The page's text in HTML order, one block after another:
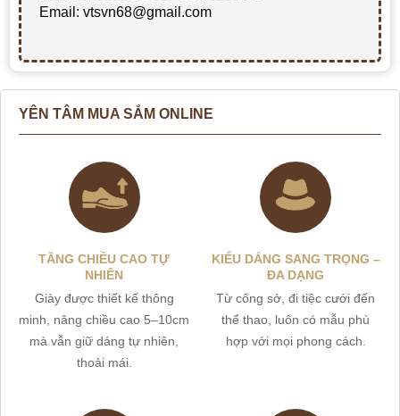
Email: vtsvn68@gmail.com
YÊN TÂM MUA SẮM ONLINE
TĂNG CHIỀU CAO TỰ
NHIÊN
Giày được thiết kế thông
minh, nâng chiều cao 5–10cm
mà vẫn giữ dáng tự nhiên,
thoải mái.
KIỂU DÁNG SANG TRỌNG –
ĐA DẠNG
Từ công sở, đi tiệc cưới đến
thể thao, luôn có mẫu phù
hợp với mọi phong cách.